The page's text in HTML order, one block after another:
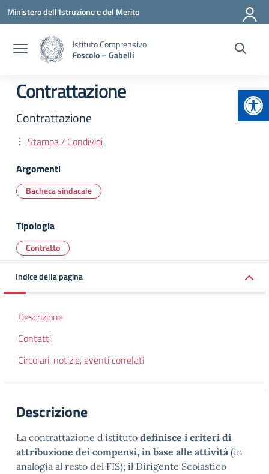
Vai ai contenuti
Vai al menu di navigazione
Vai al footer
Ministero dell'Istruzione e del Merito
Istituto Comprensivo
Foscolo – Gabelli
Contrattazione
Contrattazione
Stampa / Condividi
Argomenti
Bacheca sindacale
Tipologia
Contratto
Indice della pagina
Descrizione
Contatti
Circolari, notizie, eventi correlati
Descrizione
La contrattazione d’istituto definisce i criteri di
attribuzione dei compensi, in base alle attività(in
analogia al resto del FIS); il Dirigente Scolastico